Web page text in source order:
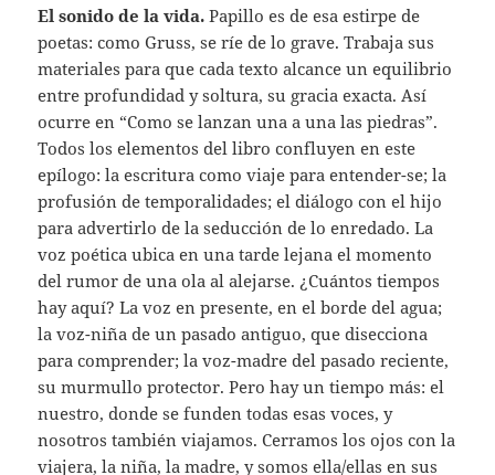
El sonido de la vida.Papillo es de esa estirpe de
poetas: como Gruss, se ríe de lo grave. Trabaja sus
materiales para que cada texto alcance un equilibrio
entre profundidad y soltura, su gracia exacta. Así
ocurre en “Como se lanzan una a una las piedras”.
Todos los elementos del libro confluyen en este
epílogo: la escritura como viaje para entender-se; la
profusión de temporalidades; el diálogo con el hijo
para advertirlo de la seducción de lo enredado. La
voz poética ubica en una tarde lejana el momento
del rumor de una ola al alejarse. ¿Cuántos tiempos
hay aquí? La voz en presente, en el borde del agua;
la voz-niña de un pasado antiguo, que disecciona
para comprender; la voz-madre del pasado reciente,
su murmullo protector. Pero hay un tiempo más: el
nuestro, donde se funden todas esas voces, y
nosotros también viajamos. Cerramos los ojos con la
viajera, la niña, la madre, y somos ella/ellas en sus